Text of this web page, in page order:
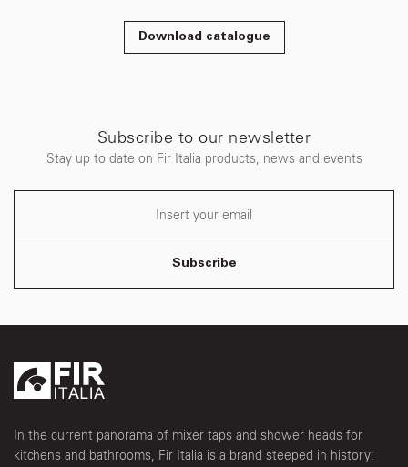
Download catalogue
Subscribe to our newsletter
Stay up to date on Fir Italia products, news and events
Subscribe
In the current panorama of mixer taps and shower heads for
kitchens and bathrooms, Fir Italia is a brand steeped in history: